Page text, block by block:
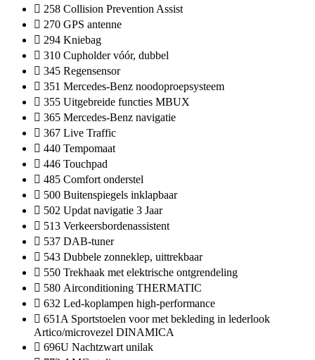
258 Collision Prevention Assist
270 GPS antenne
294 Kniebag
310 Cupholder vóór, dubbel
345 Regensensor
351 Mercedes-Benz noodoproepsysteem
355 Uitgebreide functies MBUX
365 Mercedes-Benz navigatie
367 Live Traffic
440 Tempomaat
446 Touchpad
485 Comfort onderstel
500 Buitenspiegels inklapbaar
502 Updat navigatie 3 Jaar
513 Verkeersbordenassistent
537 DAB-tuner
543 Dubbele zonneklep, uittrekbaar
550 Trekhaak met elektrische ontgrendeling
580 Airconditioning THERMATIC
632 Led-koplampen high-performance
651A Sportstoelen voor met bekleding in lederlook
Artico/microvezel DINAMICA
696U Nachtzwart unilak